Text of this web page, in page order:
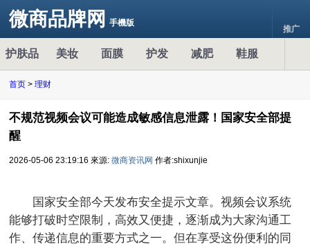
微商品牌网 手機版
推广
护肤品 美妆 面膜 护发 减肥 鞋服
首页 > 理财
不规范视频会议可能造成敏感信息泄露！国家安全部提
醒
2026-05-06 23:19:16 來源: 微商资讯网 作者:shixunjie
国家安全部今天发布安全提示文章。视频会议系统
能够打破时空限制，高效又便捷，逐渐成为大家沟通工
作、传递信息的重要方式之一。但在享受这份便利的同